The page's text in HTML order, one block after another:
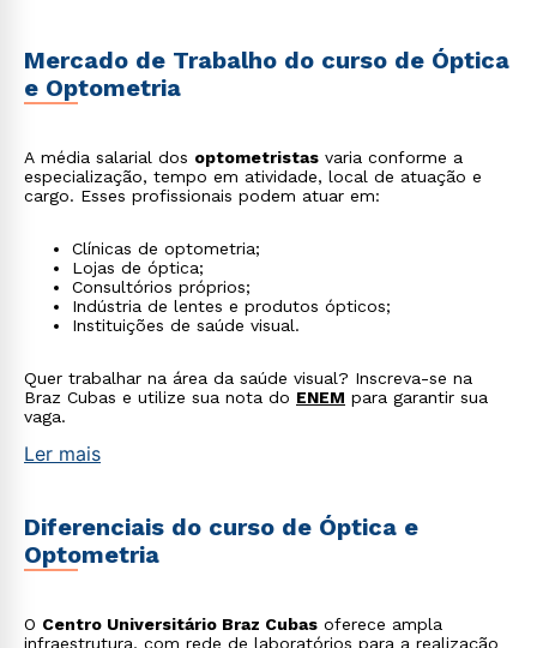
Mercado de Trabalho do curso de Óptica
e Optometria
A média salarial dos optometristas varia conforme a
especialização, tempo em atividade, local de atuação e
cargo. Esses profissionais podem atuar em:
Clínicas de optometria;
Lojas de óptica;
Consultórios próprios;
Indústria de lentes e produtos ópticos;
Instituições de saúde visual.
Quer trabalhar na área da saúde visual? Inscreva-se na
Braz Cubas e utilize sua nota do ENEM para garantir sua
vaga.
Ler mais
Diferenciais do curso de Óptica e
Optometria
O Centro Universitário Braz Cubas oferece ampla
infraestrutura, com rede de laboratórios para a realização